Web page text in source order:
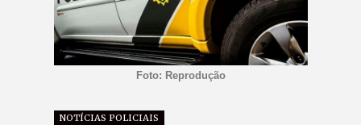
Foto: Reprodução
NOTÍCIAS POLICIAIS